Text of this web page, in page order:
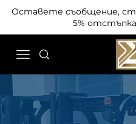
Оставете съобщение,
5% отстъпка